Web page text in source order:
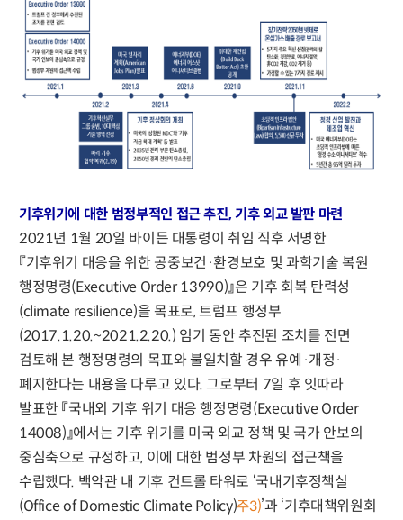
기후위기에 대한 범정부적인 접근 추진, 기후 외교 발판 마련
2021년 1월 20일 바이든 대통령이 취임 직후 서명한
『기후위기 대응을 위한 공중보건·환경보호 및 과학기술 복원
행정명령(Executive Order 13990)』은 기후 회복 탄력성
(climate resilience)을 목표로, 트럼프 행정부
(2017.1.20.~2021.2.20.) 임기 동안 추진된 조치를 전면
검토해 본 행정명령의 목표와 불일치할 경우 유예·개정·
폐지한다는 내용을 다루고 있다. 그로부터 7일 후 잇따라
발표한 『국내외 기후 위기 대응 행정명령(Executive Order
14008)』에서는 기후 위기를 미국 외교 정책 및 국가 안보의
중심축으로 규정하고, 이에 대한 범정부 차원의 접근책을
수립했다. 백악관 내 기후 컨트롤 타워로 ‘국내기후정책실
(Office of Domestic Climate Policy)주3)’과 ‘기후대책위원회